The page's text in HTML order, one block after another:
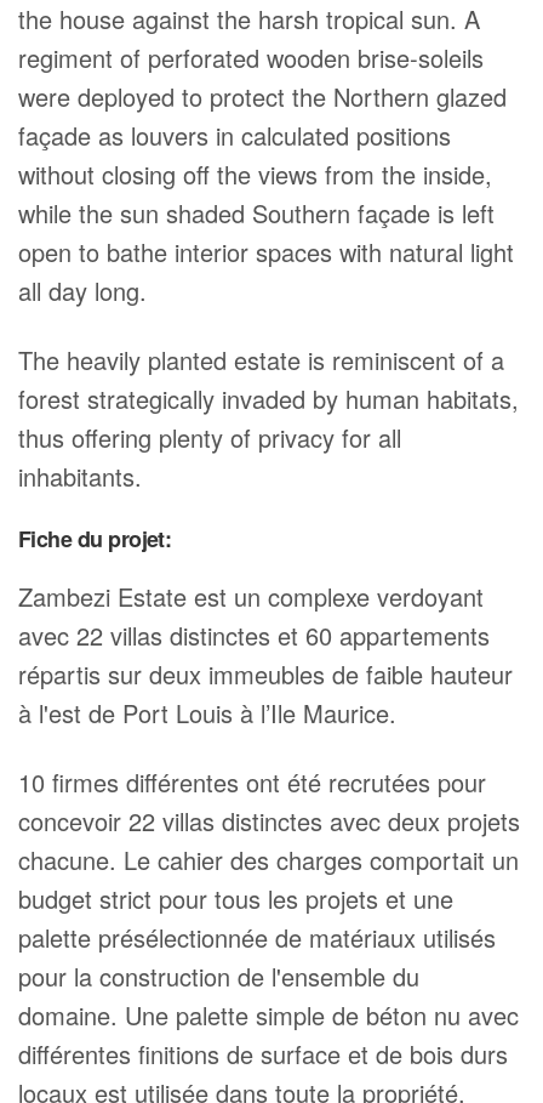
the house against the harsh tropical sun. A
regiment of perforated wooden brise-soleils
were deployed to protect the Northern glazed
façade as louvers in calculated positions
without closing off the views from the inside,
while the sun shaded Southern façade is left
open to bathe interior spaces with natural light
all day long.
The heavily planted estate is reminiscent of a
forest strategically invaded by human habitats,
thus offering plenty of privacy for all
inhabitants.
Fiche du projet:
Zambezi Estate est un complexe verdoyant
avec 22 villas distinctes et 60 appartements
répartis sur deux immeubles de faible hauteur
à l'est de Port Louis à l’Ile Maurice.
10 firmes différentes ont été recrutées pour
concevoir 22 villas distinctes avec deux projets
chacune. Le cahier des charges comportait un
budget strict pour tous les projets et une
palette présélectionnée de matériaux utilisés
pour la construction de l'ensemble du
domaine. Une palette simple de béton nu avec
différentes finitions de surface et de bois durs
locaux est utilisée dans toute la propriété,